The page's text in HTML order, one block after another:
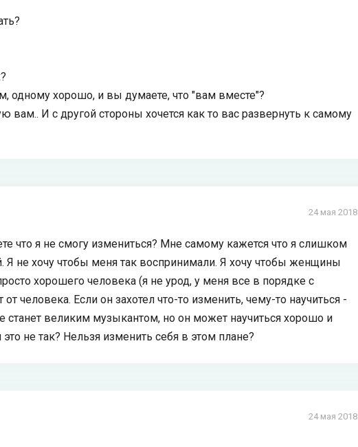
одному хорошо, и вы думаете, что "вам вместе"?
вам.. И с другой стороны хочется как то вас развернуть к самому
24 мая 2018
что я не смогу измениться? Мне самому кажется что я слишком
не хочу чтобы меня так воспринимали. Я хочу чтобы женщины
хорошего человека (я не урод, у меня все в порядке с
человека. Если он захотел что-то изменить, чему-то научиться -
станет великим музыкантом, но он может научиться хорошо и
не так? Нельзя изменить себя в этом плане?
24 мая 2018